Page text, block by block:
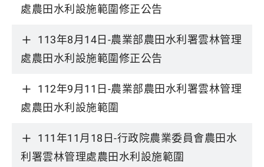
處農田水利設施範圍修正公告
113年8月14日-農業部農田水利署雲林管理
處農田水利設施範圍修正公告
112年9月11日-農業部農田水利署雲林管理
處農田水利設施範圍
111年11月18日-行政院農業委員會農田水
利署雲林管理處農田水利設施範圍